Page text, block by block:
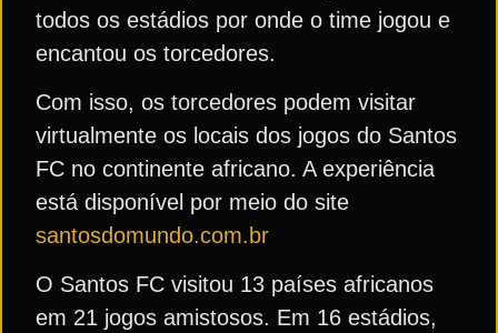
todos os estádios por onde o time jogou e
encantou os torcedores.
Com isso, os torcedores podem visitar
virtualmente os locais dos jogos do Santos
FC no continente africano. A experiência
está disponível por meio do site
santosdomundo.com.br
O Santos FC visitou 13 países africanos
em 21 jogos amistosos. Em 16 estádios,